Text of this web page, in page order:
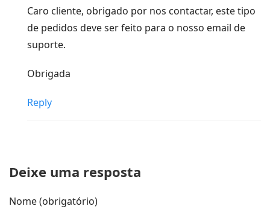
Caro cliente, obrigado por nos contactar, este tipo
de pedidos deve ser feito para o nosso email de
suporte.
Obrigada
Reply
Deixe uma resposta
Nome (obrigatório)